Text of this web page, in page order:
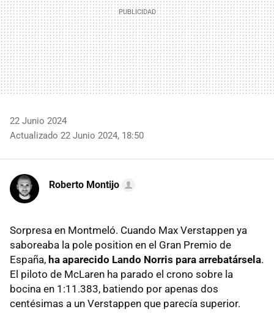
22 Junio 2024
Actualizado 22 Junio 2024, 18:50
Roberto Montijo
Sorpresa en Montmeló. Cuando Max Verstappen ya
saboreaba la pole position en el Gran Premio de
España, ha aparecido Lando Norris para arrebatársela.
El piloto de McLaren ha parado el crono sobre la
bocina en 1:11.383, batiendo por apenas dos
centésimas a un Verstappen que parecía superior.